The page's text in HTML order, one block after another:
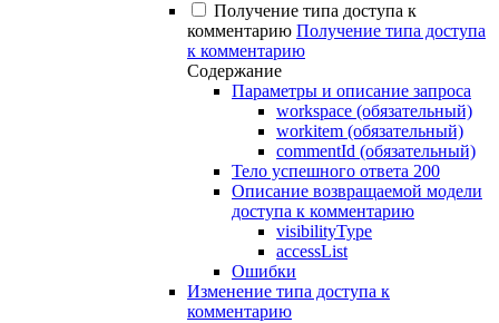
Получение типа доступа к
комментарию Получение типа доступа
к комментарию
Содержание
Параметры и описание запроса
workspace (обязательный)
workitem (обязательный)
commentId (обязательный)
Тело успешного ответа 200
Описание возвращаемой модели
доступа к комментарию
visibilityType
accessList
Ошибки
Изменение типа доступа к
комментарию